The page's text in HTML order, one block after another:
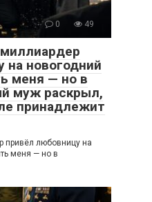
0 49
на новогодний
меня — но в
муж раскрыл,
принадлежит
любовницу на
меня — но в